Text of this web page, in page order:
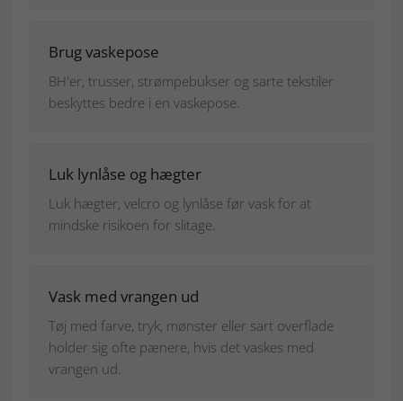
Brug vaskepose
BH'er, trusser, strømpebukser og sarte tekstiler
beskyttes bedre i en vaskepose.
Luk lynlåse og hægter
Luk hægter, velcro og lynlåse før vask for at
mindske risikoen for slitage.
Vask med vrangen ud
Tøj med farve, tryk, mønster eller sart overflade
holder sig ofte pænere, hvis det vaskes med
vrangen ud.